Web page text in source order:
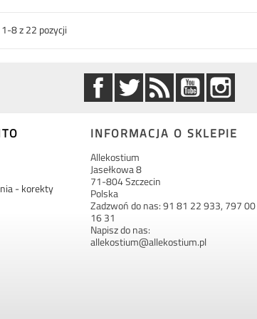
8 z 22 pozycji
FacebookTwitter Rss YouTube
- korekty
INFORMACJA O SKLEPIE
Allekostium
Jasełkowa 8
71-804 Szczecin
Polska
Zadzwoń do nas:91 81 22 933, 797 00
16 31
Napisz do nas:
allekostium@allekostium.pl